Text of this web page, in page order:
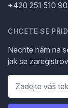
+420 251 510
CHCETE SE
Nechte nám na
jak se
Telefon